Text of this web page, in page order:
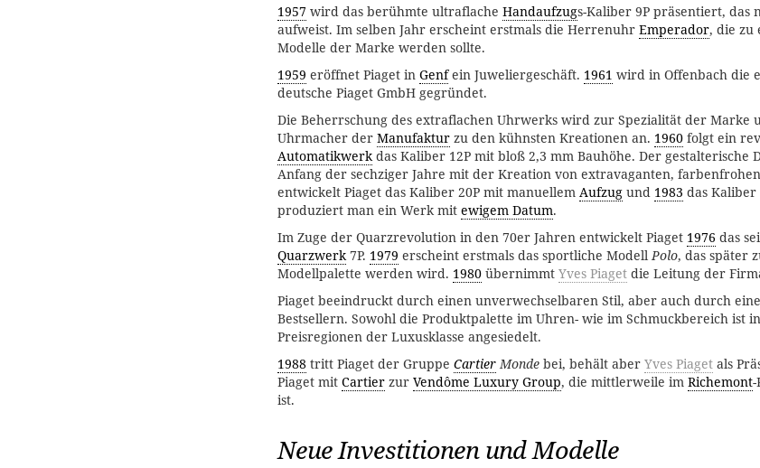
1957 wird das berühmte ultraflache Handaufzugs-Kaliber 9P präsentiert, das
aufweist. Im selben Jahr erscheint erstmals die Herrenuhr Emperador, die zu
Modelle der Marke werden sollte.
1959 eröffnet Piaget in Genfein Juweliergeschäft. 1961 wird in Offenbach die
deutsche Piaget GmbH gegründet.
Die Beherrschung des extraflachen Uhrwerks wird zur Spezialität der Marke
Uhrmacher der Manufaktur zu den kühnsten Kreationen an. 1960 folgt ein
Automatikwerkdas Kaliber 12P mit bloß 2,3 mm Bauhöhe. Der gestalterische
Anfang der sechziger Jahre mit der Kreation von extravaganten,
entwickelt Piaget das Kaliber 20P mit manuellem Aufzug und 1983 das Kaliber
produziert man ein Werk mit ewigem Datum.
Im Zuge der Quarzrevolution in den 70er Jahren entwickelt Piaget 1976 das
Quarzwerk7P. 1979 erscheint erstmals das sportliche ModellPolo, das später
Modellpalette werden wird. 1980 übernimmt Yves Piaget die Leitung der
Piaget beeindruckt durch einen unverwechselbaren Stil, aber auch durch
Bestsellern. Sowohl die Produktpalette im Uhren- wie im Schmuckbereich ist
Preisregionen der Luxusklasse angesiedelt.
1988 tritt Piaget der Gruppe CartierMonde bei, behält aber Yves Piaget als
Piaget mit Cartier zur Vendôme Luxury Group, die mittlerweile im Richemont-
ist.
Neue Investitionen und Modelle